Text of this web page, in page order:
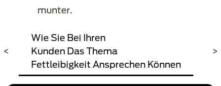
munter.
< >
Wie Sie Bei Ihren
Kunden Das Thema
Fettleibigkeit Ansprechen Können